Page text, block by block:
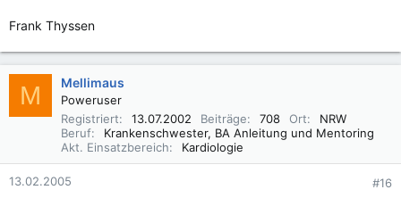
Frank Thyssen
M Mellimaus
Poweruser
Registriert
13.07.2002 Beiträge 708 Ort
NRW
Beruf
Krankenschwester, BA Anleitung und Mentoring
Akt. Einsatzbereich
Kardiologie
13.02.2005 #16